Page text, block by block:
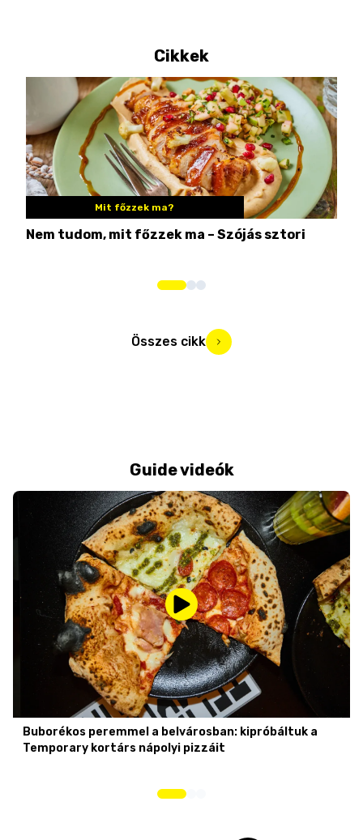
Cikkek
Mit főzzek ma?
Nem tudom, mit főzzek ma – Szójás sztori
Összes cikk
Guide videók
Buborékos peremmel a belvárosban: kipróbáltuk a
Temporary kortárs nápolyi pizzáit